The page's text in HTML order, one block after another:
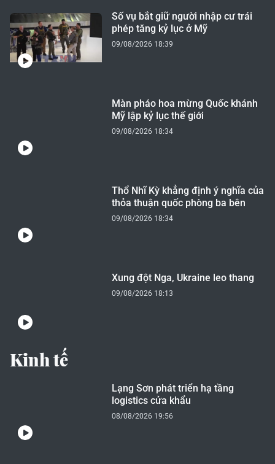
Số vụ bắt giữ người nhập cư trái
phép tăng kỷ lục ở Mỹ
09/08/2026 18:39
Màn pháo hoa mừng Quốc khánh
Mỹ lập kỷ lục thế giới
09/08/2026 18:34
Thổ Nhĩ Kỳ khẳng định ý nghĩa của
thỏa thuận quốc phòng ba bên
09/08/2026 18:34
Xung đột Nga, Ukraine leo thang
09/08/2026 18:13
Kinh tế
Lạng Sơn phát triển hạ tầng
logistics cửa khẩu
08/08/2026 19:56